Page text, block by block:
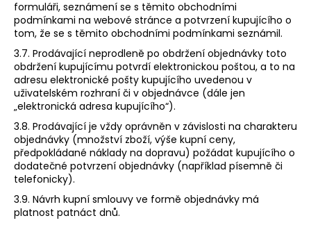
formuláři, seznámení se s těmito obchodními
podmínkami na webové stránce a potvrzení kupujícího o
tom, že se s těmito obchodními podmínkami seznámil.
3.7. Prodávající neprodleně po obdržení objednávky toto
obdržení kupujícímu potvrdí elektronickou poštou, a to na
adresu elektronické pošty kupujícího uvedenou v
uživatelském rozhraní či v objednávce (dále jen
„elektronická adresa kupujícího“).
3.8. Prodávající je vždy oprávněn v závislosti na charakteru
objednávky (množství zboží, výše kupní ceny,
předpokládané náklady na dopravu) požádat kupujícího o
dodatečné potvrzení objednávky (například písemně či
telefonicky).
3.9. Návrh kupní smlouvy ve formě objednávky má
platnost patnáct dnů.